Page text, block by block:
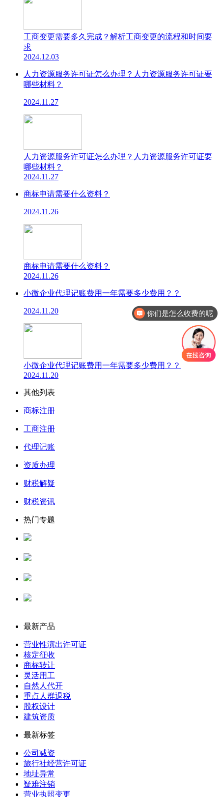
工商变更需要多久完成？解析工商变更的流程和时间要
求
2024.12.03
人力资源服务许可证怎么办理？人力资源服务许可证要
哪些材料？
2024.11.27
人力资源服务许可证怎么办理？人力资源服务许可证要
哪些材料？
2024.11.27
商标申请需要什么资料？
2024.11.26
商标申请需要什么资料？
2024.11.26
小微企业代理记账费用一年需要多少费用？？
2024.11.20
小微企业代理记账费用一年需要多少费用？？
2024.11.20
其他列表
商标注册
工商注册
代理记账
资质办理
财税解疑
财税资讯
热门专题
最新产品
营业性演出许可证
核定征收
商标转让
灵活用工
自然人代开
重点人群退税
股权设计
建筑资质
最新标签
公司减资
旅行社经营许可证
地址异常
疑难注销
营业执照变更
你们是怎么收费的呢
现在有优惠活动吗